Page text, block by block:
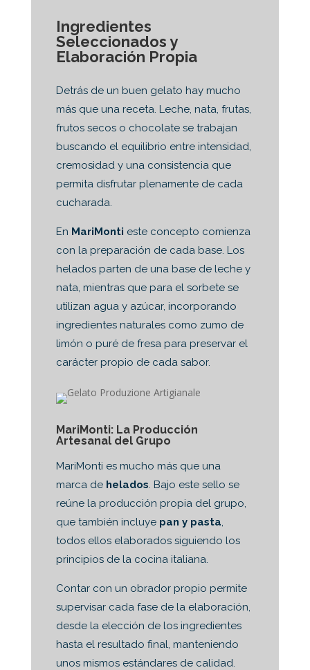
Ingredientes
Seleccionados y
Elaboración Propia
Detrás de un buen gelato hay mucho
más que una receta. Leche, nata, frutas,
frutos secos o chocolate se trabajan
buscando el equilibrio entre intensidad,
cremosidad y una consistencia que
permita disfrutar plenamente de cada
cucharada.
En MariMonti este concepto comienza
con la preparación de cada base. Los
helados parten de una base de leche y
nata, mientras que para el sorbete se
utilizan agua y azúcar, incorporando
ingredientes naturales como zumo de
limón o puré de fresa para preservar el
carácter propio de cada sabor.
MariMonti: La Producción
Artesanal del Grupo
MariMonti es mucho más que una
marca de helados. Bajo este sello se
reúne la producción propia del grupo,
que también incluye pan y pasta,
todos ellos elaborados siguiendo los
principios de la cocina italiana.
Contar con un obrador propio permite
supervisar cada fase de la elaboración,
desde la elección de los ingredientes
hasta el resultado final, manteniendo
unos mismos estándares de calidad.